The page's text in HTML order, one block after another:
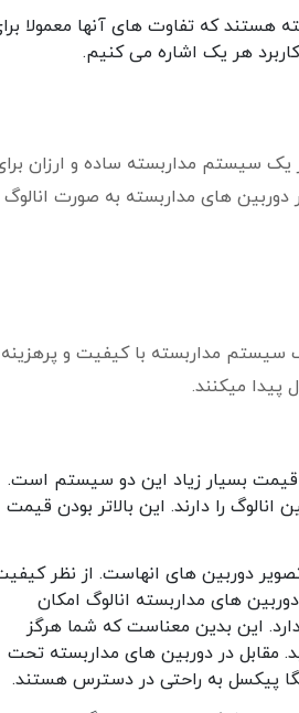
هستند که تفاوت های آنها معمولا
هر یک اشاره می کنیم.
سیستم مداربسته ساده و ارزان
های مداربسته به صورت انالوگ
مداربسته با کیفیت و
پیدا میکنند.
قیمت بسیار زیاد این دو سیستم است.
را دارند. این بالاتر بودن قیمت
دوربین های انهاست. از نظر
های مداربسته انالوگ امکان
از حدود 0.5 مگا پیکسل وجود ندارد. این بدین معناست که شما هرگز
مقابل در دوربین های مداربسته تحت